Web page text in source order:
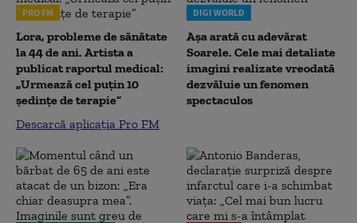
PRO FM
Lora, probleme de sănătate
la 44 de ani. Artista a
publicat raportul medical:
„Urmează cel puțin 10
ședințe de terapie”
Descarcă aplicația Pro FM
DIGI WORLD
Așa arată cu adevărat
Soarele. Cele mai detaliate
imagini realizate vreodată
dezvăluie un fenomen
spectaculos